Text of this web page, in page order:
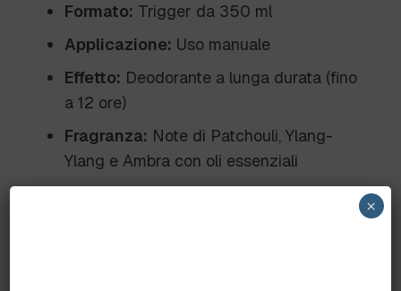
Formato: Trigger da 350 ml
Applicazione: Uso manuale
Effetto: Deodorante a lunga durata (fino
a 12 ore)
Fragranza: Note di Patchouli, Ylang-
Ylang e Ambra con oli essenziali
×